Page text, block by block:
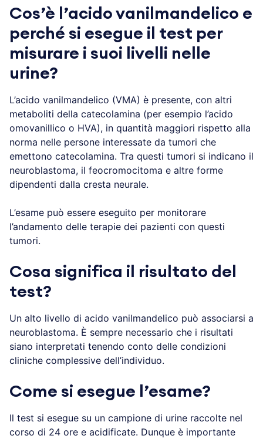
Cos’è l’acido vanilmandelico e
perché si esegue il test per
misurare i suoi livelli nelle
urine?
L’acido vanilmandelico (VMA) è presente, con altri
metaboliti della catecolamina (per esempio l’acido
omovanillico o HVA), in quantità maggiori rispetto alla
norma nelle persone interessate da tumori che
emettono catecolamina. Tra questi tumori si indicano il
neuroblastoma, il feocromocitoma e altre forme
dipendenti dalla cresta neurale.
L’esame può essere eseguito per monitorare
l’andamento delle terapie dei pazienti con questi
tumori.
Cosa significa il risultato del
test?
Un alto livello di acido vanilmandelico può associarsi a
neuroblastoma. È sempre necessario che i risultati
siano interpretati tenendo conto delle condizioni
cliniche complessive dell’individuo.
Come si esegue l’esame?
Il test si esegue su un campione di urine raccolte nel
corso di 24 ore e acidificate. Dunque è importante